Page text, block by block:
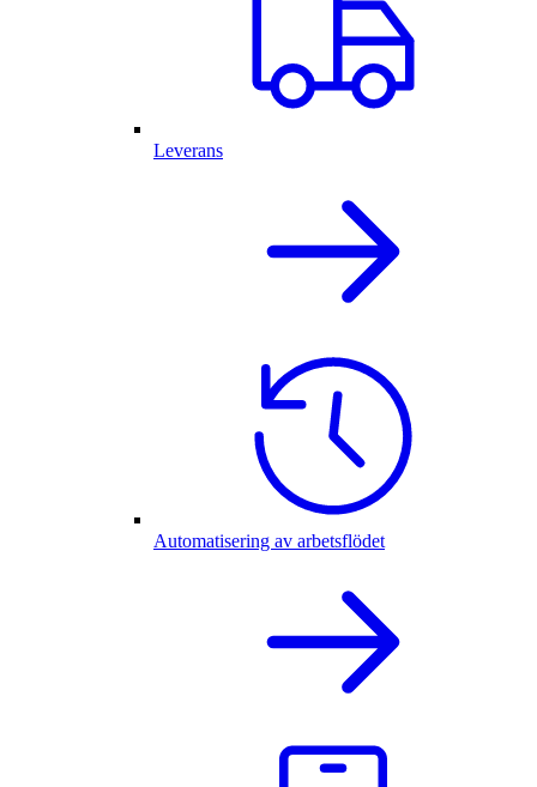
Leverans
Automatisering av arbetsflödet